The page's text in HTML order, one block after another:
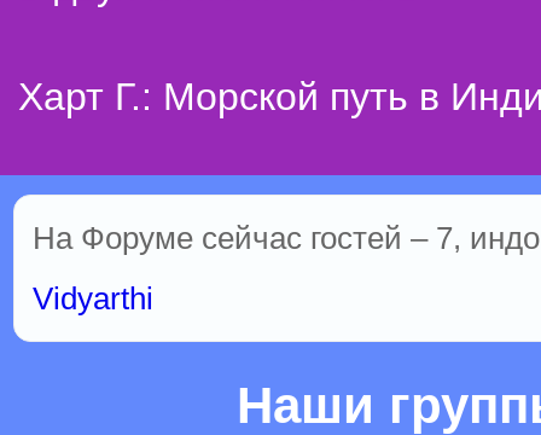
Харт Г.: Морской путь в
На Форуме сейчас гостей – 7,
Vidyarthi
Наши